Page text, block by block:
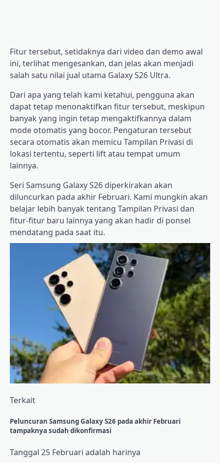
Fitur tersebut, setidaknya dari video dan demo awal
ini, terlihat mengesankan, dan jelas akan menjadi
salah satu nilai jual utama Galaxy S26 Ultra.
Dari apa yang telah kami ketahui, pengguna akan
dapat tetap menonaktifkan fitur tersebut, meskipun
banyak yang ingin tetap mengaktifkannya dalam
mode otomatis yang bocor. Pengaturan tersebut
secara otomatis akan memicu Tampilan Privasi di
lokasi tertentu, seperti lift atau tempat umum
lainnya.
Seri Samsung Galaxy S26 diperkirakan akan
diluncurkan pada akhir Februari. Kami mungkin akan
belajar lebih banyak tentang Tampilan Privasi dan
fitur-fitur baru lainnya yang akan hadir di ponsel
mendatang pada saat itu.
Terkait
Peluncuran Samsung Galaxy S26 pada akhir Februari
tampaknya sudah dikonfirmasi
Tanggal 25 Februari adalah harinya